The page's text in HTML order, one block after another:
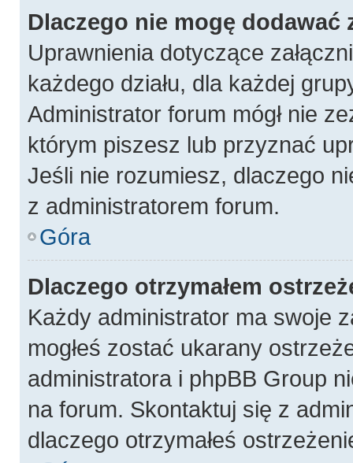
Dlaczego nie mogę dodawać
Uprawnienia dotyczące
każdego działu, dla każdej
Administrator forum mógł nie
którym piszesz lub przyznać
Jeśli nie rozumiesz, dlaczego
z administratorem forum.
Góra
Dlaczego otrzymałem
Każdy administrator ma swoje
mogłeś zostać ukarany
administratora i phpBB Group
na forum. Skontaktuj się z
dlaczego otrzymałeś